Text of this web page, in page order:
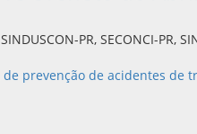
PR, SECONCI-PR,
prevenção de acidentes de